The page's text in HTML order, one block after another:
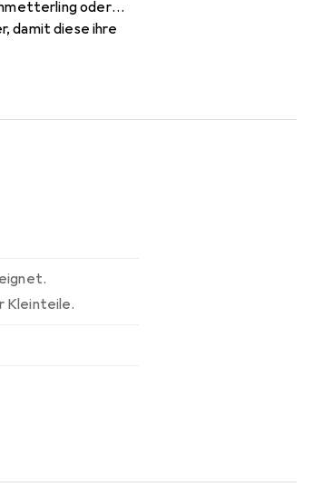
oder
damit diese ihre
Schmetterling,
Kleinteile.